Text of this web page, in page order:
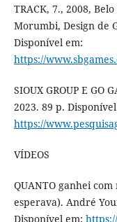
TRACK, 7., 2008,
Morumbi, Design de
Disponível em:
https://
SIOUX GROUP E GO
2023. 89 p.
https://
VÍDEOS
QUANTO ganhei
esperava). André
Disponível em: